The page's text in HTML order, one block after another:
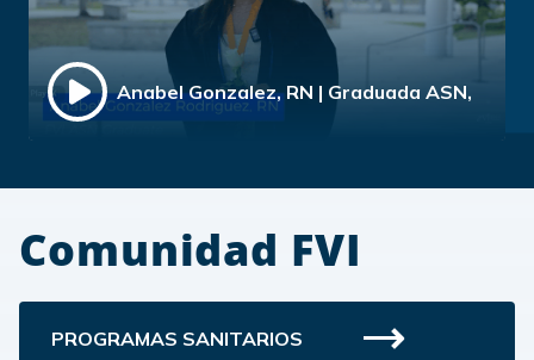
Anabel Gonzalez, RN | Graduada ASN,
Comunidad FVI
PROGRAMAS SANITARIOS